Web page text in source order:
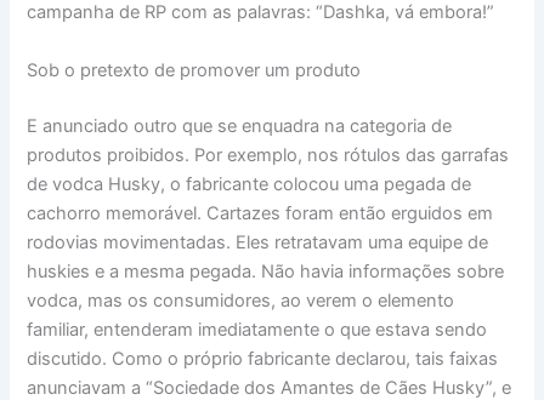
campanha de RP com as palavras: “Dashka, vá embora!”
Sob o pretexto de promover um produto
E anunciado outro que se enquadra na categoria de
produtos proibidos. Por exemplo, nos rótulos das garrafas
de vodca Husky, o fabricante colocou uma pegada de
cachorro memorável. Cartazes foram então erguidos em
rodovias movimentadas. Eles retratavam uma equipe de
huskies e a mesma pegada. Não havia informações sobre
vodca, mas os consumidores, ao verem o elemento
familiar, entenderam imediatamente o que estava sendo
discutido. Como o próprio fabricante declarou, tais faixas
anunciavam a “Sociedade dos Amantes de Cães Husky”, e